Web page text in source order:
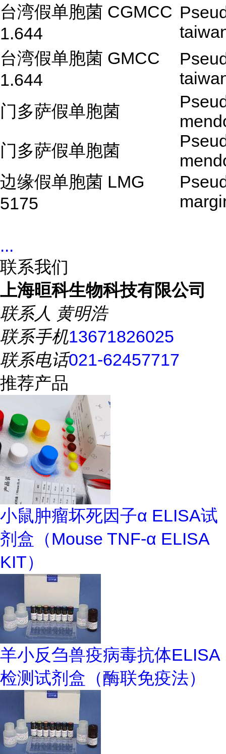
台湾假单胞菌 CGMCC
1.644
台湾假单胞菌 GMCC
1.644
门多萨假单胞菌
门多萨假单胞菌
边缘假单胞菌 LMG
5175
...
联系我们
上海晅科生物科技有限公司
联系人 黄明浩
联系手机13671826025
联系电话021-62457717
推荐产品
小鼠肿瘤坏死因子α ELISA试
剂盒（Mouse TNF-α ELISA
KIT）
羊小反刍兽疫病毒抗体ELISA
检测试剂盒（酶联免疫法）